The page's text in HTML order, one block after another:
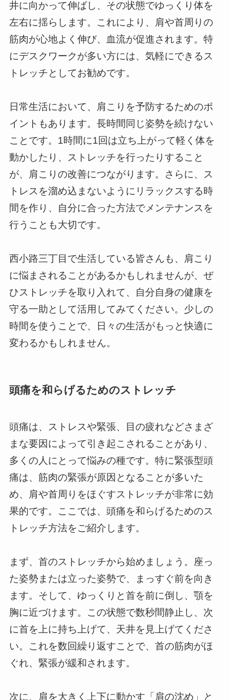
井に向かって伸ばし、その状態でゆっくり体を
左右に揺らします。これにより、肩や首周りの
筋肉が心地よく伸び、血流が促進されます。特
にデスクワークが多い方には、気軽にできるス
トレッチとしてお勧めです。
日常生活において、肩こりを予防するためのポ
イントもあります。長時間同じ姿勢を続けない
ことです。1時間に1回は立ち上がって軽く体を
動かしたり、ストレッチを行ったりすること
が、肩こりの改善につながります。さらに、ス
トレスを溜め込まないようにリラックスする時
間を作り、自分に合った方法でメンテナンスを
行うことも大切です。
西小路三丁目で生活している皆さんも、肩こり
に悩まされることがあるかもしれませんが、ぜ
ひストレッチを取り入れて、自分自身の健康を
守る一助として活用してみてください。少しの
時間を使うことで、日々の生活がもっと快適に
変わるかもしれません。
頭痛を和らげるためのストレッチ
頭痛は、ストレスや緊張、目の疲れなどさまざ
まな要因によって引き起こされることがあり、
多くの人にとって悩みの種です。特に緊張型頭
痛は、筋肉の緊張が原因となることが多いた
め、肩や首周りをほぐすストレッチが非常に効
果的です。ここでは、頭痛を和らげるためのス
トレッチ方法をご紹介します。
まず、首のストレッチから始めましょう。座っ
た姿勢または立った姿勢で、まっすぐ前を向き
ます。そして、ゆっくりと首を前に倒し、顎を
胸に近づけます。この状態で数秒間静止し、次
に首を上に持ち上げて、天井を見上げてくださ
い。これを数回繰り返すことで、首の筋肉がほ
ぐれ、緊張が緩和されます。
次に、肩を大きく上下に動かす「肩の沈め」と